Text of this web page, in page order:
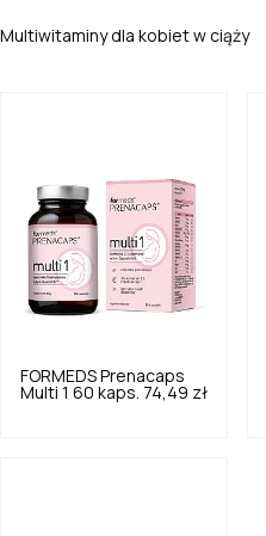
Multiwitaminy dla kobiet w ciąży
FORMEDS Prenacaps
Multi 1 60 kaps. 74,49 zł